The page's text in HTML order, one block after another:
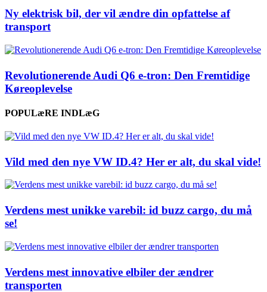
Ny elektrisk bil, der vil ændre din opfattelse af
transport
Revolutionerende Audi Q6 e-tron: Den Fremtidige
Køreoplevelse
POPULæRE INDLæG
Vild med den nye VW ID.4? Her er alt, du skal vide!
Verdens mest unikke varebil: id buzz cargo, du må
se!
Verdens mest innovative elbiler der ændrer
transporten